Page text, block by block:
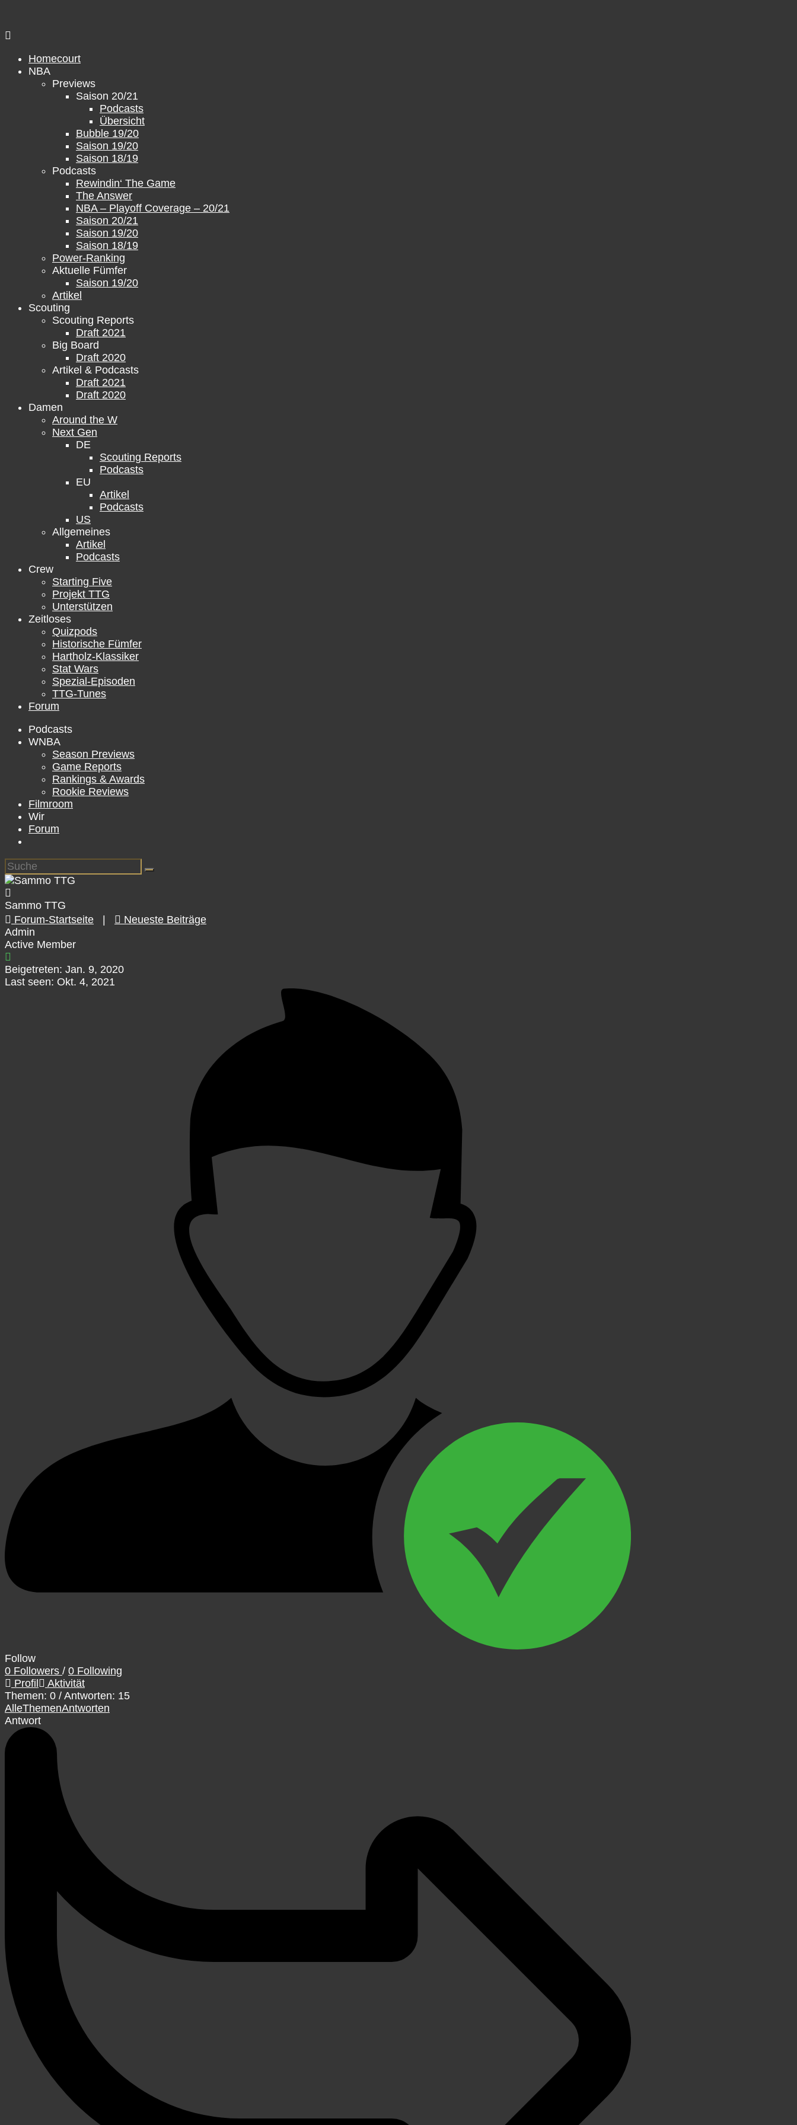
springen
Homecourt
NBA
Previews
Saison 20/21
Podcasts
Übersicht
Bubble 19/20
Saison 19/20
Saison 18/19
Podcasts
Rewindin‘ The Game
The Answer
NBA – Playoff Coverage – 20/21
Saison 20/21
Saison 19/20
Saison 18/19
Power-Ranking
Aktuelle Fümfer
Saison 19/20
Artikel
Scouting
Scouting Reports
Draft 2021
Big Board
Draft 2020
Artikel & Podcasts
Draft 2021
Draft 2020
Damen
Around the W
Next Gen
DE
Scouting Reports
Podcasts
EU
Artikel
Podcasts
US
Allgemeines
Artikel
Podcasts
Crew
Starting Five
Projekt TTG
Unterstützen
Zeitloses
Quizpods
Historische Fümfer
Hartholz-Klassiker
Stat Wars
Spezial-Episoden
TTG-Tunes
Forum
Podcasts
WNBA
Season Previews
Game Reports
Rankings & Awards
Rookie Reviews
Filmroom
Wir
Forum
Sammo TTG
Forum-Startseite
Neueste Beiträge
Admin
Active Member
Beigetreten: Jan. 9, 2020
Last seen: Okt. 4, 2021
Follow
0 Followers / 0 Following
Profil
Aktivität
Themen: 0 / Antworten: 15
AlleThemenAntworten
Antwort